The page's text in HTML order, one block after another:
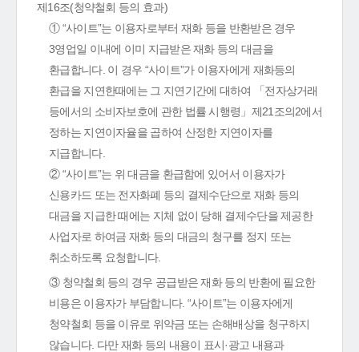
제16조(청약철회 등의 효과)
① “사이트”는 이용자로부터 재화 등을 반환받은 경우
3영업일 이내에 이미 지급받은 재화 등의 대금을
환급합니다. 이 경우 “사이트”가 이용자에게 재화등의
환급을 지연한때에는 그 지연기간에 대하여 「전자상거래
등에서의 소비자보호에 관한 법률 시행령」제21조의2에서
정하는 지연이자율을 곱하여 산정한 지연이자를
지급합니다.
② “사이트”는 위 대금을 환급함에 있어서 이용자가
신용카드 또는 전자화폐 등의 결제수단으로 재화 등의
대금을 지급한 때에는 지체 없이 당해 결제수단을 제공한
사업자로 하여금 재화 등의 대금의 청구를 정지 또는
취소하도록 요청합니다.
③ 청약철회 등의 경우 공급받은 재화 등의 반환에 필요한
비용은 이용자가 부담합니다. “사이트”는 이용자에게
청약철회 등을 이유로 위약금 또는 손해배상을 청구하지
않습니다. 다만 재화 등의 내용이 표시·광고 내용과